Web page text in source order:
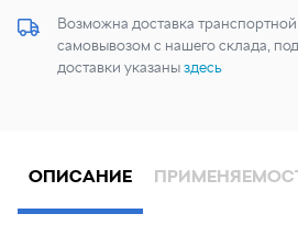
Возможна доставка
самовывозом с нашего склада,
доставки указаныздесь
ОПИСАНИЕ